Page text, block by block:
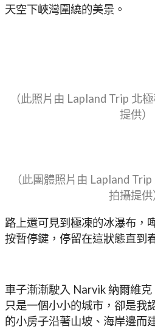
天空下峽灣圍繞的美景。
（此照片由 Lapland Trip 北
提供）
（此團體照片由 Lapland
拍攝提供
路上還可見到極凍的冰瀑布，
按暫停鍵，停留在這狀態直到
車子漸漸駛入 Narvik 納爾維
只是一個小小的城市，卻是我
的小房子沿著山坡、海岸邊而